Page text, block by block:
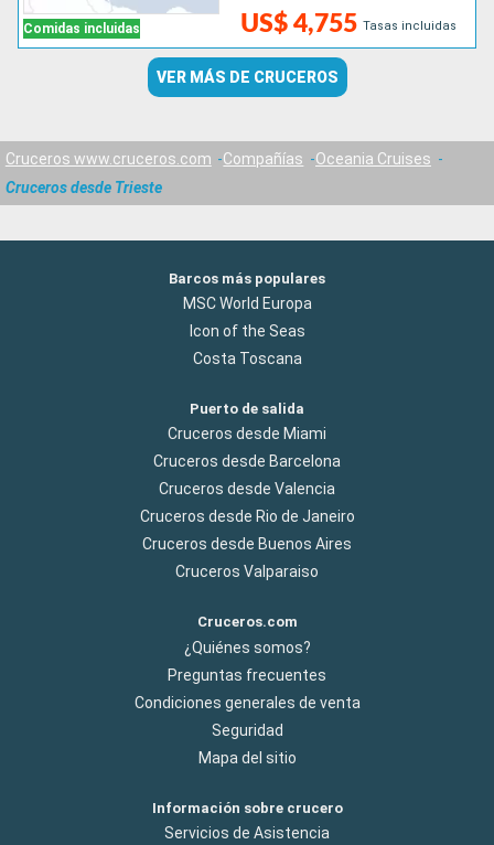
Comidas incluidas US$ 4,755 Tasas incluidas
VER MÁS DE CRUCEROS
Cruceros www.cruceros.com Compañías
Oceania Cruises
Cruceros desde Trieste
Barcos más populares
MSC World Europa
Icon of the Seas
Costa Toscana
Puerto de salida
Cruceros desde Miami
Cruceros desde Barcelona
Cruceros desde Valencia
Cruceros desde Rio de Janeiro
Cruceros desde Buenos Aires
Cruceros Valparaiso
Cruceros.com
¿Quiénes somos?
Preguntas frecuentes
Condiciones generales de venta
Seguridad
Mapa del sitio
Información sobre crucero
Servicios de Asistencia